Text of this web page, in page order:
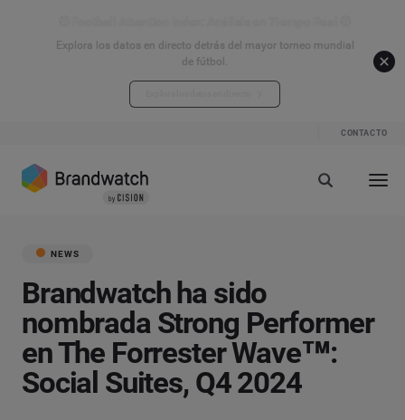
Explora los datos en directo detrás del mayor torneo mundial
de fútbol.
CONTACTO
NEWS
Brandwatch ha sido
nombrada Strong Performer
en The Forrester Wave™:
Social Suites, Q4 2024